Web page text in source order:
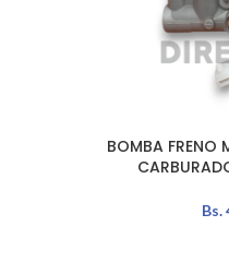
AÑADIR AL CARRITO
BOMBA FRENO
Bs.